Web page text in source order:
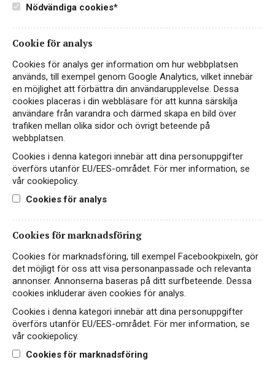
Instagram
Kontakt
Cookiepolicy
Integritetspolicy
English
Nödvändiga cookies*
Cookie för analys
Cookies för analys ger information om hur webbplatsen
används, till exempel genom Google Analytics, vilket innebär
en möjlighet att förbättra din användarupplevelse. Dessa
cookies placeras i din webbläsare för att kunna särskilja
användare från varandra och därmed skapa en bild över
trafiken mellan olika sidor och övrigt beteende på
webbplatsen.
Cookies i denna kategori innebär att dina personuppgifter
överförs utanför EU/EES-området. För mer information, se
vår cookiepolicy.
Cookies för analys
Cookies för marknadsföring
Cookies för marknadsföring, till exempel Facebookpixeln, gör
det möjligt för oss att visa personanpassade och relevanta
annonser. Annonserna baseras på ditt surfbeteende. Dessa
cookies inkluderar även cookies för analys.
Cookies i denna kategori innebär att dina personuppgifter
överförs utanför EU/EES-området. För mer information, se
vår cookiepolicy.
Cookies för marknadsföring